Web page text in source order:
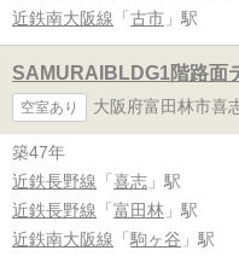
近鉄南大阪線 「 古市 」駅
SAMURAIBLDG1階路面
空室あり 大阪府富田林市喜
築47年
近鉄長野線 「 喜志 」駅
近鉄長野線 「 富田林 」駅
近鉄南大阪線 「 駒ヶ谷 」駅